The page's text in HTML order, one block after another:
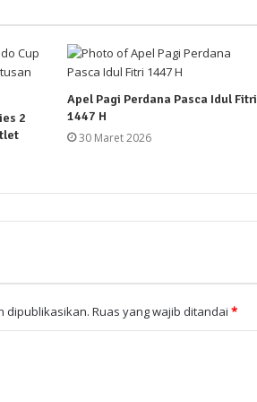
2
Apel Pagi Perdana Pasca Idul Fitri
1447 H
30 Maret 2026
dipublikasikan. Ruas yang wajib ditandai *